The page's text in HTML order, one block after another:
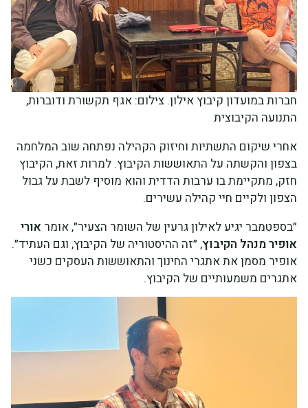
חברות במועדון קיבוץ אילון. צילום: אגף תקשורת ודוברות,
התנועה הקיבוצית
אחרי שיקום התשתיות וחיזוק הקהילה נפתחה שוב המלחמה
בצפון והקשתה על התאוששות הקיבוץ. למרות זאת, הקיבוץ
חזק, מתקיימת בו ערבות הדדית והוא מוסיף לשבת על גבול
הצפון ולקיים חיי קהילה עשירים.
״בספטמבר יגיע לאילון גרעין של השומר הצעיר״, אומר אורי
אופיר מנהל הקיבוץ, ״זה ההיסטוריה של הקיבוץ, וגם העתיד״.
אופיר מסמן את אתגרי החינוך והתאוששות העסקים כשני
אתגרים משמעותיים של הקיבוץ.